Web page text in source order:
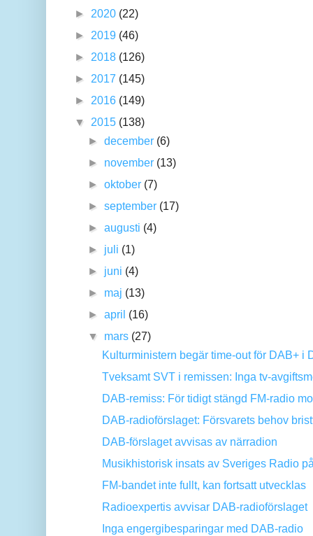
► 2020 (22)
► 2019 (46)
► 2018 (126)
► 2017 (145)
► 2016 (149)
▼ 2015 (138)
►december (6)
► november (13)
►oktober (7)
►september (17)
►augusti (4)
► juli (1)
► juni (4)
► maj (13)
►april (16)
▼ mars (27)
Kulturministern begär time-out för DAB+ i
Tveksamt SVT i remissen: Inga tv-
DAB-remiss: För tidigt stängd FM-radio
DAB-radioförslaget: Försvarets behov
DAB-förslaget avvisas av närradion
Musikhistorisk insats av Sveriges Radio
FM-bandet inte fullt, kan fortsatt utvecklas
Radioexpertis avvisar DAB-radioförslaget
Inga engergibesparingar med DAB-radio